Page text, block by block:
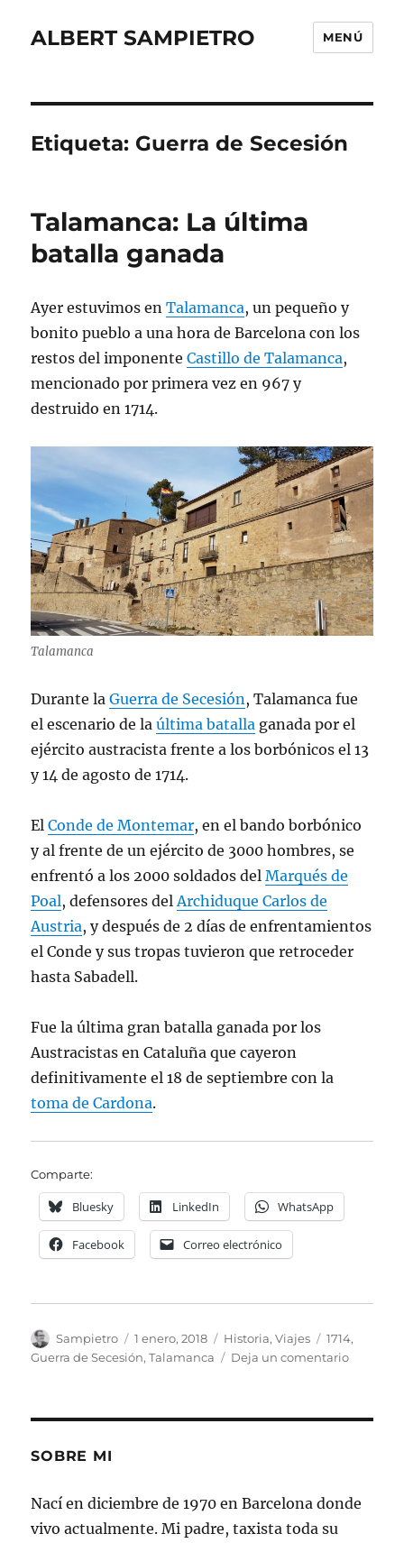
ALBERT SAMPIETRO MENÚ
Etiqueta: Guerra de Secesión
Talamanca: La última
batalla ganada
Ayer estuvimos enTalamanca, un pequeño y
bonito pueblo a una hora de Barcelona con los
restos del imponenteCastillo de Talamanca,
mencionado por primera vez en 967 y
destruido en 1714.
Talamanca
Durante laGuerra de Secesión, Talamanca fue
el escenario de laúltima batalla ganada por el
ejército austracista frente a los borbónicos el 13
y 14 de agosto de 1714.
ElConde de Montemar, en el bando borbónico
y al frente de un ejército de 3000 hombres, se
enfrentó a los 2000 soldados delMarqués de
Poal, defensores delArchiduque Carlos de
Austria, y después de 2 días de enfrentamientos
el Conde y sus tropas tuvieron que retroceder
hasta Sabadell.
Fue la última gran batalla ganada por los
Austracistas en Cataluña que cayeron
definitivamente el 18 de septiembre con la
toma de Cardona.
Comparte:
Bluesky LinkedIn WhatsApp
Facebook Correo electrónico
Autor
Sampietro
Publicado
el
1 enero, 2018 Categorías
Historia,Viajes Etiquetas
1714,
Guerra de Secesión,Talamanca Deja un comentarioen
SOBRE MI
Nací en diciembre de 1970 en Barcelona donde
vivo actualmente. Mi padre, taxista toda su